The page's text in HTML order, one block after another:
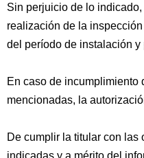
Sin perjuicio de lo
realización de la
del período de instalación y
En caso de
mencionadas, la
De cumplir la titular con
indicadas y a mérito del